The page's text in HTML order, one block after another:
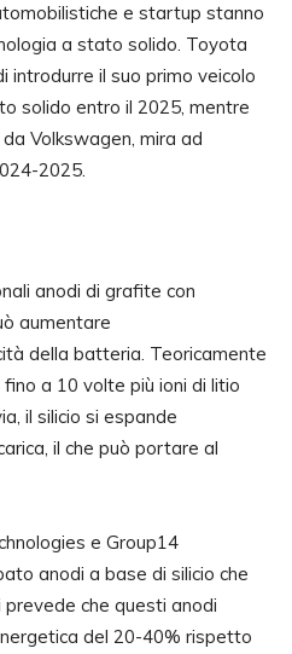
e startup stanno
a stato solido. Toyota
introdurre il suo primo veicolo
solido entro il 2025, mentre
Volkswagen, mira ad
2025.
anodi di grafite con
aumentare
della batteria. Teoricamente
a 10 volte più ioni di litio
il silicio si espande
il che può portare al
e Group14
anodi a base di silicio che
che questi anodi
del 20-40% rispetto